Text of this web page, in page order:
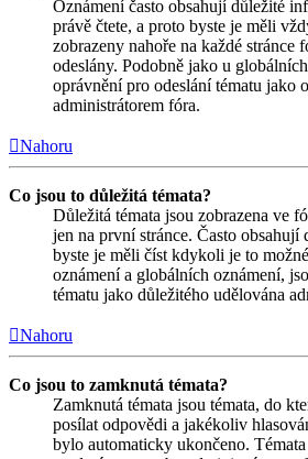
Oznámení často obsahují důležité
právě čtete, a proto byste je měli
zobrazeny nahoře na každé stránce
odeslány. Podobně jako u
oprávnění pro odeslání tématu jako
administrátorem fóra.
Nahoru
Co jsou to důležitá témata?
Důležitá témata jsou zobrazena ve
jen na první stránce. Často
byste je měli číst kdykoli je to
oznámení a globálních oznámení,
tématu jako důležitého udělována
Nahoru
Co jsou to zamknutá témata?
Zamknutá témata jsou témata, do
posílat odpovědi a jakékoliv
bylo automaticky ukončeno.